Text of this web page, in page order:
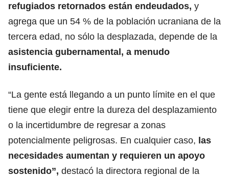
refugiados retornados están endeudados, y
agrega que un 54 % de la población ucraniana de la
tercera edad, no sólo la desplazada, depende de la
asistencia gubernamental, a menudo
insuficiente.
“La gente está llegando a un punto límite en el que
tiene que elegir entre la dureza del desplazamiento
o la incertidumbre de regresar a zonas
potencialmente peligrosas. En cualquier caso, las
necesidades aumentan y requieren un apoyo
sostenido”, destacó la directora regional de la